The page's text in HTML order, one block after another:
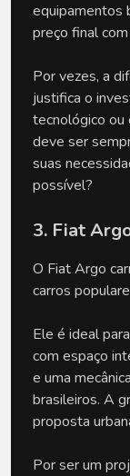
equipamentos
preço final
Por vezes, a
justifica o
tecnológico ou
deve ser
suas
possível?
3. Fiat
O Fiat Argo
carros
Ele é ideal
com espaço
e uma
brasileiros. A
proposta
Por ser um